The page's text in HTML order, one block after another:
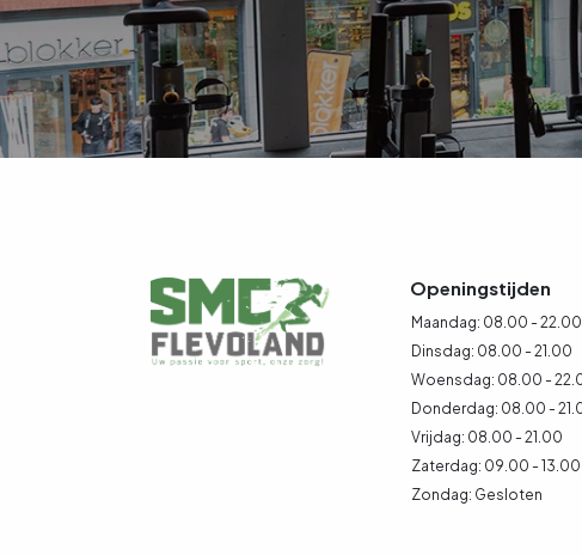
Openingstijden
Maandag: 08.00 - 22.00
Dinsdag: 08.00 - 21.00
Woensdag: 08.00 -
Donderdag: 08.00 -
Vrijdag: 08.00 - 21.00
Zaterdag: 09.00 - 13.00
Zondag: Gesloten